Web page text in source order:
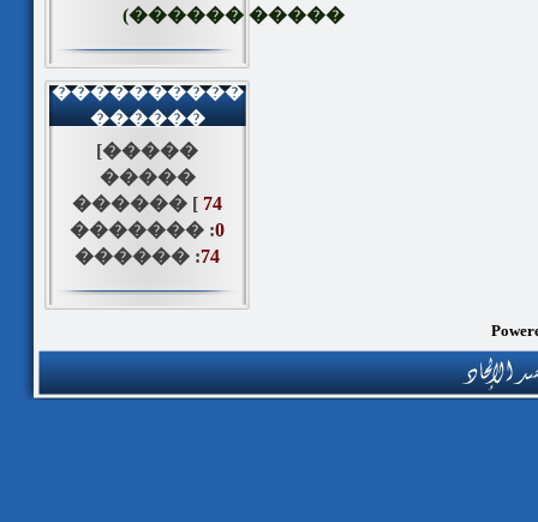
����� ������)
����������
������
[�����
�����
������ [ 74
������� :0
������ :74